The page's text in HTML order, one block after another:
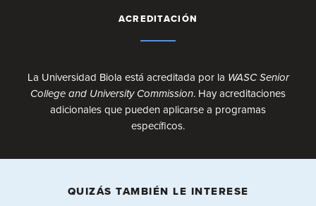
ACREDITACIÓN
La Universidad Biola está acreditada por la WASC Senior
College and University Commission. Hay acreditaciones
adicionales que pueden aplicarse a programas
específicos.
QUIZÁS TAMBIÉN LE INTERESE